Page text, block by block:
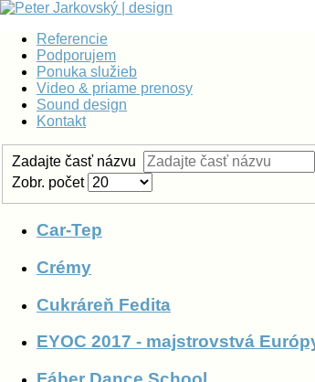
Referencie
Podporujem
Ponuka služieb
Video & priame prenosy
Sound design
Kontakt
Zadajte časť názvu
Zobr. počet
Car-Tep
Crémy
Cukráreň Fedita
EYOC 2017 - majstrovstvá